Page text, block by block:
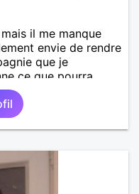
il me manque
envie de rendre
que je
ce que pourra.